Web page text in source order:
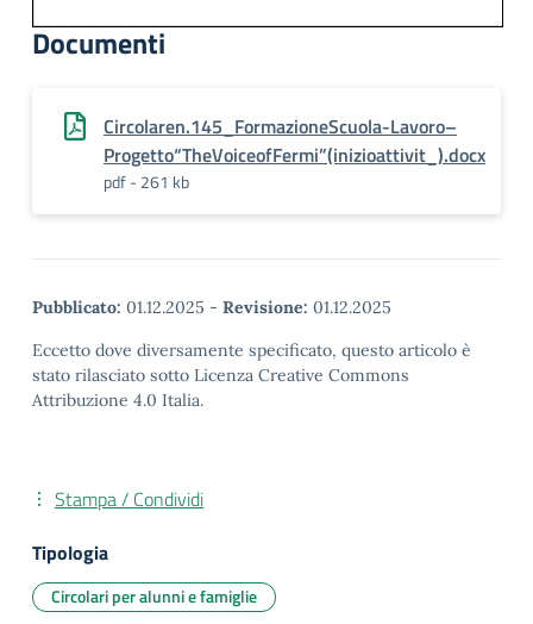
Documenti
Circolaren.145_FormazioneScuola-Lavoro–
Progetto“TheVoiceofFermi”(inizioattivit_).docx
pdf - 261 kb
Pubblicato: 01.12.2025 - Revisione: 01.12.2025
Eccetto dove diversamente specificato, questo articolo è
stato rilasciato sotto Licenza Creative Commons
Attribuzione 4.0 Italia.
Stampa / Condividi
Tipologia
Circolari per alunni e famiglie